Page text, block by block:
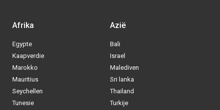
Afrika
Egypte
Kaapverdie
Marokko
Mauritius
Seychellen
Tunesie
Azië
Bali
Israel
Malediven
Sri lanka
Thailand
Turkije